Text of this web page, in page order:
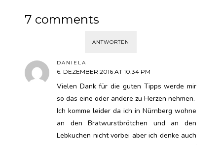
7 comments
ANTWORTEN
DANIELA
6. DEZEMBER 2016 AT 10:34 PM
Vielen Dank für die guten Tipps werde mir
so das eine oder andere zu Herzen nehmen.
Ich komme leider da ich in Nürnberg wohne
an den Bratwurstbrötchen und an den
Lebkuchen nicht vorbei aber ich denke auch